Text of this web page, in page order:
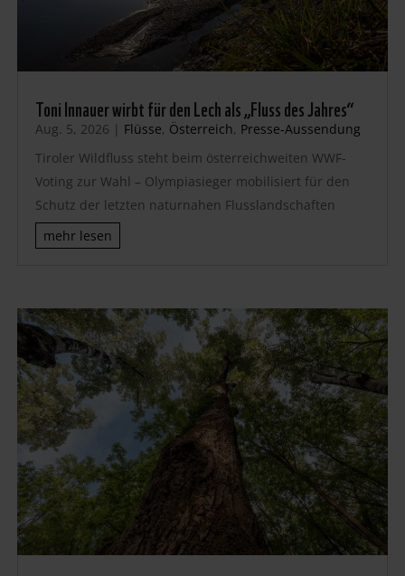
Toni Innauer wirbt für den Lech als „Fluss des Jahres“
Aug. 5, 2026 | Flüsse, Österreich, Presse-Aussendung
Tiroler Wildfluss steht beim österreichweiten WWF-
Voting zur Wahl – Olympiasieger mobilisiert für den
Schutz der letzten naturnahen Flusslandschaften
mehr lesen